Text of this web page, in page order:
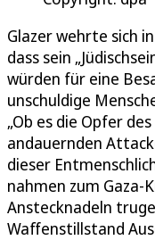
Glazer wehrte sich
dass sein
würden für eine
unschuldige
„Ob es die Opfer
andauernden
dieser
nahmen zum Gaza-
Anstecknadeln
Waffenstillstand